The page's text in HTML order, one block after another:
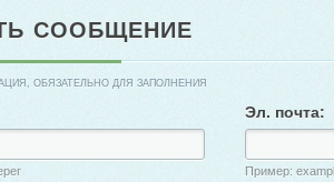
СООБЩЕНИЕ
ОБЯЗАТЕЛЬНО ДЛЯ ЗАПОЛНЕНИЯ
Эл. почта:
Пример: